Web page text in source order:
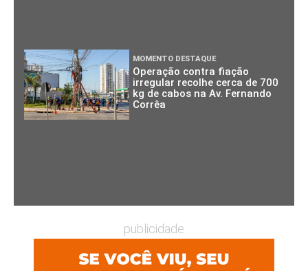
MOMENTO DESTAQUE
Operação contra fiação
irregular recolhe cerca de 700
kg de cabos na Av. Fernando
Corrêa
publicidade